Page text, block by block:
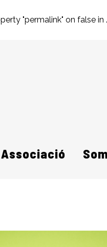
"permalink" on false in